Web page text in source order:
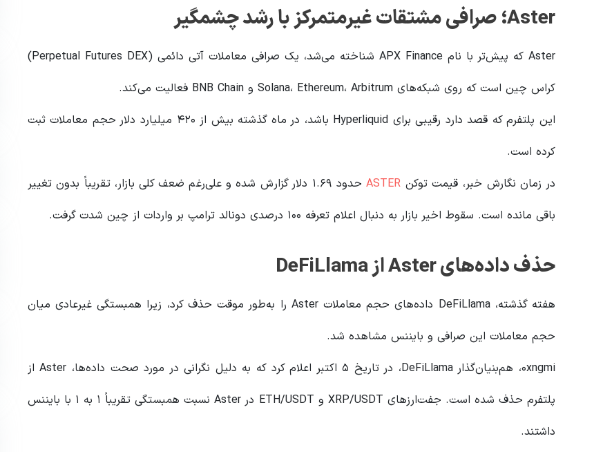
Aster؛ صرافی مشتقات غیرمتمرکز با رشد چشمگیر
Aster که پیش‌تر با نام APX Finance شناخته می‌شد، یک صرافی معاملات آتی دائمی (Perpetual Futures DEX)
کراس چین است که روی شبکه‌های Solana، Ethereum، Arbitrum و BNB Chain فعالیت می‌کند.
این پلتفرم که قصد دارد رقیبی برای Hyperliquid باشد، در ماه گذشته بیش از ۴۲۰ میلیارد دلار حجم معاملات ثبت
کرده است.
در زمان نگارش خبر، قیمت توکن ASTER
حدود ۱.۶۹ دلار گزارش شده و علی‌رغم ضعف کلی بازار، تقریباً بدون تغییر
باقی مانده است. سقوط اخیر بازار به دنبال اعلام تعرفه ۱۰۰ درصدی دونالد ترامپ بر واردات از چین شدت گرفت.
حذف داده‌های Aster از DeFiLlama
هفته گذشته، DeFiLlama داده‌های حجم معاملات Aster را به‌طور موقت حذف کرد، زیرا همبستگی غیرعادی میان
حجم معاملات این صرافی و بایننس مشاهده شد.
۰xngmi، هم‌بنیان‌گذار DeFiLlama، در تاریخ ۵ اکتبر اعلام کرد که به دلیل نگرانی در مورد صحت داده‌ها، Aster از
پلتفرم حذف شده است. جفت‌ارزهای XRP/USDT و ETH/USDT در Aster نسبت همبستگی تقریباً ۱ به ۱ با بایننس
داشتند.